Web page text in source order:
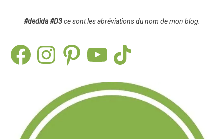
#dedida #D3ce sont les abréviations du nom de mon blog.
FacebookInstagramPinterest TikTok